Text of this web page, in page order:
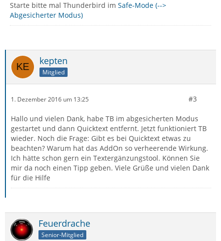
Starte bitte mal Thunderbird im Safe-Mode (-->
Abgesicherter Modus)
kepten
Mitglied
1. Dezember 2016 um 13:25 #3
Hallo und vielen Dank, habe TB im abgesicherten Modus
gestartet und dann Quicktext entfernt. Jetzt funktioniert TB
wieder. Noch die Frage: Gibt es bei Quicktext etwas zu
beachten? Warum hat das AddOn so verheerende Wirkung.
Ich hätte schon gern ein Textergänzungstool. Können Sie
mir da noch einen Tipp geben. Viele Grüße und vielen Dank
für die Hilfe
Feuerdrache
Senior-Mitglied